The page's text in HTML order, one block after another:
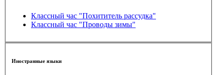
Классный час "Похититель рассудка"
Классный час "Проводы зимы"
Иностранные языки